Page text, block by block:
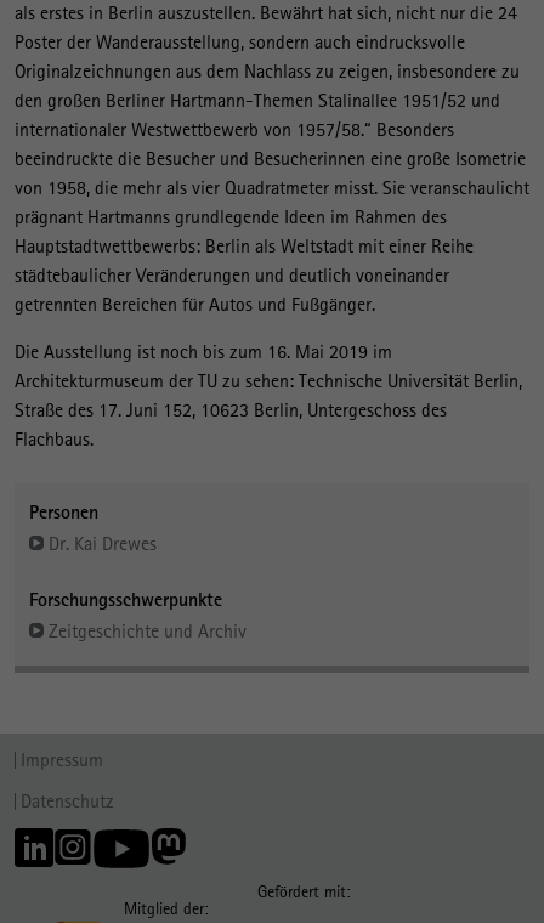
als erstes in Berlin auszustellen. Bewährt hat sich, nicht nur die 24
Poster der Wanderausstellung, sondern auch eindrucksvolle
Originalzeichnungen aus dem Nachlass zu zeigen, insbesondere zu
den großen Berliner Hartmann-Themen Stalinallee 1951/52 und
internationaler Westwettbewerb von 1957/58.“ Besonders
beeindruckte die Besucher und Besucherinnen eine große Isometrie
von 1958, die mehr als vier Quadratmeter misst. Sie veranschaulicht
prägnant Hartmanns grundlegende Ideen im Rahmen des
Hauptstadtwettbewerbs: Berlin als Weltstadt mit einer Reihe
städtebaulicher Veränderungen und deutlich voneinander
getrennten Bereichen für Autos und Fußgänger.
Die Ausstellung ist noch bis zum 16. Mai 2019 im
Architekturmuseum der TU zu sehen: Technische Universität Berlin,
Straße des 17. Juni 152, 10623 Berlin, Untergeschoss des
Flachbaus.
Personen
Dr. Kai Drewes
Forschungsschwerpunkte
Zeitgeschichte und Archiv
Impressum
Datenschutz
Mitglied der:
Gefördert mit: